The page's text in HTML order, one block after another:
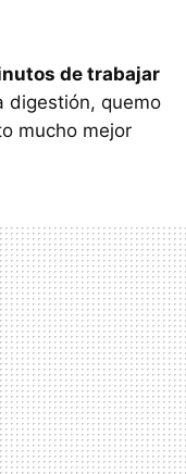
de trabajar
digestión, quemo
mucho mejor